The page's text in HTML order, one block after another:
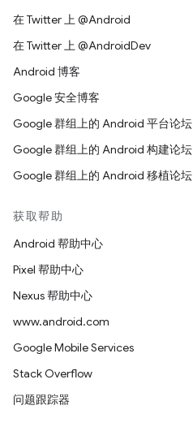
在 Twitter 上 @Android
在 Twitter 上 @AndroidDev
Android 博客
Google 安全博客
Google 群组上的 Android 平台论坛
Google 群组上的 Android 构建论坛
Google 群组上的 Android 移植论坛
获取帮助
Android 帮助中心
Pixel 帮助中心
Nexus 帮助中心
www.android.com
Google Mobile Services
Stack Overflow
问题跟踪器